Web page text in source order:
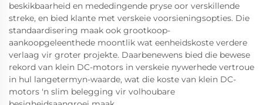
beskikbaarheid en mededingende pryse oor verskillende
streke, en bied klante met verskeie voorsieningsopties. Die
standaardisering maak ook grootkoop-
aankoopgeleenthede moontlik wat eenheidskoste verdere
verlaag vir groter projekte. Daarbenewens bied die bewese
rekord van klein DC-motors in verskeie nywerhede vertroue
in hul langetermyn-waarde, wat die koste van klein DC-
motors 'n slim belegging vir volhoubare